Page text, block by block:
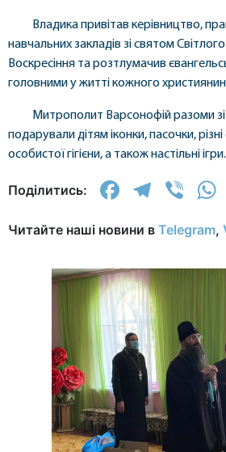
Владика привітав керівництво,
навчальних закладів зі святом
Воскресіння та розтлумачив
головними у житті кожного
Митрополит Варсонофій разоми
подарували дітям іконки, пасочки,
особистої гігієни, а також настільні ігри.
Поділитись:
Читайте наші новини в Telegram,